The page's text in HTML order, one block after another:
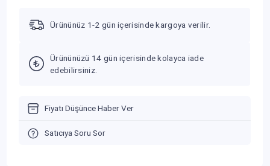
Ürününüz 1-2 gün içerisinde kargoya verilir.
Ürününüzü 14 gün içerisinde kolayca iade
edebilirsiniz.
Fiyatı Düşünce Haber Ver
Satıcıya Soru Sor